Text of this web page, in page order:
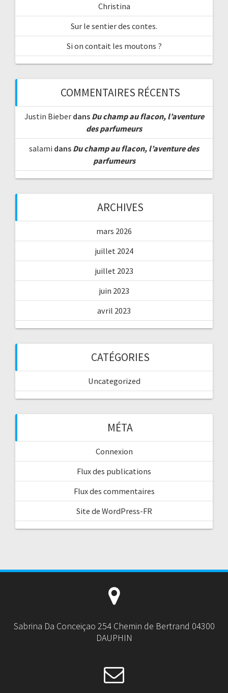
Christina
Sur le sentier des contes.
Si on contait les moutons ?
COMMENTAIRES RÉCENTS
Justin Bieberdans Du champ au flacon, l’aventure
des parfumeurs
salami dans Du champ au flacon, l’aventure des
parfumeurs
ARCHIVES
mars 2026
juillet 2024
juillet 2023
juin 2023
avril 2023
CATÉGORIES
Uncategorized
MÉTA
Connexion
Flux des publications
Flux des commentaires
Site de WordPress-FR
Sabrina Da Conceiçao 254 Chemin de Bertrand 04300
DAUPHIN